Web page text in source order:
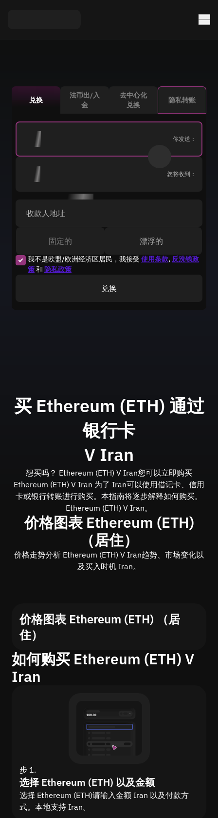
买 Ethereum (ETH) 通过
银行卡
V Iran
想买吗？ Ethereum (ETH) V Iran您可以立即购买
Ethereum (ETH) V Iran 为了 Iran可以使用借记卡、信用
卡或银行转账进行购买。本指南将逐步解释如何购买。
Ethereum (ETH) V Iran。
兑换
法币出/入
金
去中心化
兑换
隐私转账
你发送：
您将收到：
收款人地址
我不是欧盟/欧洲经济区居民，我接受 使用条款, 反洗钱政
策和 隐私政策
固定的 漂浮的
兑换
价格图表 Ethereum (ETH)
（居住）
价格走势分析 Ethereum (ETH) V Iran趋势、市场变化以
及买入时机 Iran。
价格图表 Ethereum (ETH) （居
住）
如何购买 Ethereum (ETH) V
Iran
步 1.
选择 Ethereum (ETH) 以及金额
选择 Ethereum (ETH)请输入金额 Iran 以及付款方
式。本地支持 Iran。